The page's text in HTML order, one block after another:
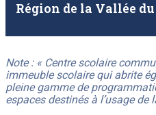
Région de la Vallée
Note : « Centre scolaire
immeuble scolaire qui abrite
pleine gamme de
espaces destinés à l’usage de